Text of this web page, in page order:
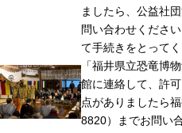
ましたら、公益社
問い合わせくださ
て手続きをとってく
「福井県立恐竜博
館に連絡して、許
点がありましたら
8820）までお問い